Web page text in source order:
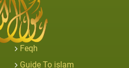
Feqh
Guide To islam